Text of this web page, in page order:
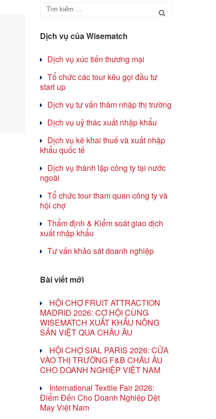
Dịch vụ của Wisematch
Dịch vụ xúc tiến thương mại
Tổ chức các tour kêu gọi đầu tư
start up
Dịch vụ tư vấn thâm nhập thị trường
Dịch vụ uỷ thác xuất nhập khẩu
Dịch vụ kê khai thuế và xuất nhập
khẩu quốc tế
Dịch vụ thành lập công ty tại nước
ngoài
Tổ chức tour tham quan công ty và
hội chợ
Thẩm định & Kiểm soát giao dịch
xuất nhập khẩu
Tư vấn khảo sát doanh nghiệp
Bài viết mới
HỘI CHỢ FRUIT ATTRACTION
MADRID 2026: CƠ HỘI CÙNG
WISEMATCH XUẤT KHẨU NÔNG
SẢN VIỆT QUA CHÂU ÂU
HỘI CHỢ SIAL PARIS 2026: CỬA
VÀO THỊ TRƯỜNG F&B CHÂU ÂU
CHO DOANH NGHIỆP VIỆT NAM
International Textile Fair 2026:
Điểm Đến Cho Doanh Nghiệp Dệt
May Việt Nam